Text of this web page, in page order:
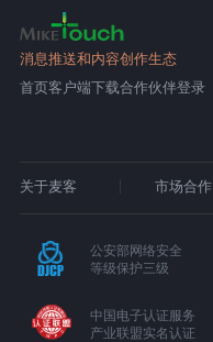
消息推送和内容创作生态
首页客户端下载合作伙伴登录
关于麦客 市场合作
公安部网络安全
等级保护三级
中国电子认证服务
产业联盟实名认证